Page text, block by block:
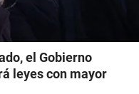
el Gobierno
leyes con mayor